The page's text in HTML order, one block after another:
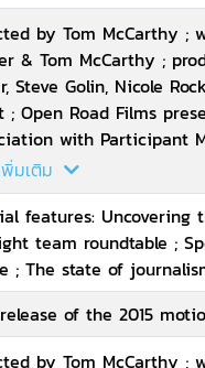
by Tom McCarthy ;
& Tom McCarthy ;
Steve Golin, Nicole
; Open Road Films
with Participant
Media ; an Anonymous
; a Rocklin
มเติม
features: Uncovering
team roundtable ;
; The state of
of the 2015
by Tom McCarthy ;